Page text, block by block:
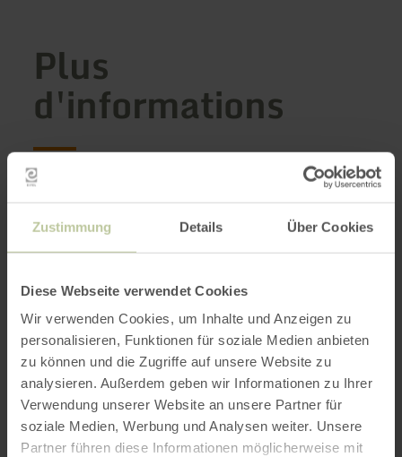
Zustimmung Details Über Cookies
Diese Webseite verwendet Cookies
Wir verwenden Cookies, um Inhalte und Anzeigen zu
personalisieren, Funktionen für soziale Medien anbieten
zu können und die Zugriffe auf unsere Website zu
analysieren. Außerdem geben wir Informationen zu Ihrer
Verwendung unserer Website an unsere Partner für
soziale Medien, Werbung und Analysen weiter. Unsere
Partner führen diese Informationen möglicherweise mit
Plus
d'informations
Heures d'ouverture
Caractéristiques / Particularités
Catégories
Nombre de places
Impressions